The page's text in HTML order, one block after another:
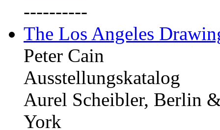
----------
The Los Angeles
Peter Cain
Ausstellungskatalog
Aurel Scheibler, Berlin
York